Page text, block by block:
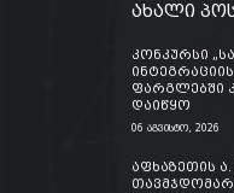
ახალი
კონკურსი
ფარგლებში
დაიწყო
06 აგვისტო, 2026
აფხაზეთის